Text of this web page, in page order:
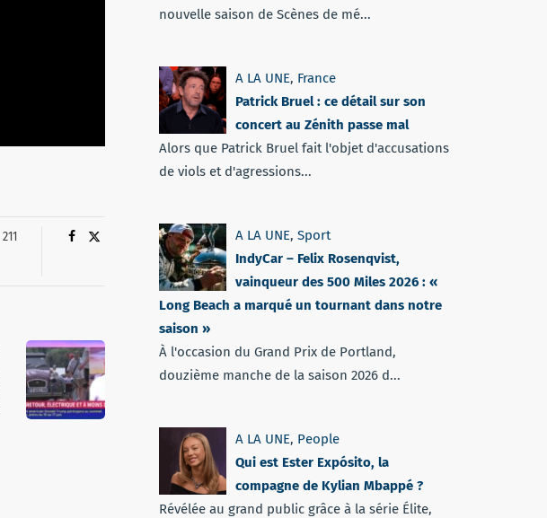
211
nouvelle saison de Scènes de mé...
A LA UNE, France
Patrick Bruel : ce détail sur son
concert au Zénith passe mal
Alors que Patrick Bruel fait l'objet d'accusations
de viols et d'agressions...
A LA UNE, Sport
IndyCar – Felix Rosenqvist,
vainqueur des 500 Miles 2026 : «
Long Beach a marqué un tournant dans notre
saison »
À l'occasion du Grand Prix de Portland,
douzième manche de la saison 2026 d...
A LA UNE, People
Qui est Ester Expósito, la
compagne de Kylian Mbappé ?
Révélée au grand public grâce à la série Élite,